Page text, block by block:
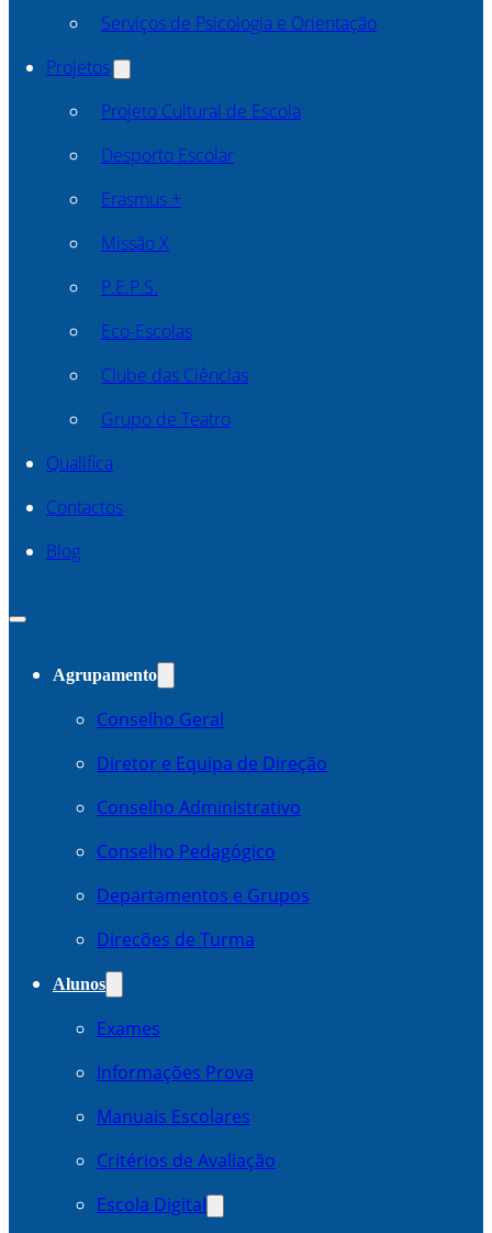
Serviços de Psicologia e Orientação
Projetos
Projeto Cultural de Escola
Desporto Escolar
Erasmus +
Missão X
P.E.P.S.
Eco-Escolas
Clube das Ciências
Grupo de Teatro
Qualifica
Contactos
Blog
Agrupamento
Conselho Geral
Diretor e Equipa de Direção
Conselho Administrativo
Conselho Pedagógico
Departamentos e Grupos
Direcões de Turma
Alunos
Exames
Informações Prova
Manuais Escolares
Critérios de Avaliação
Escola Digital